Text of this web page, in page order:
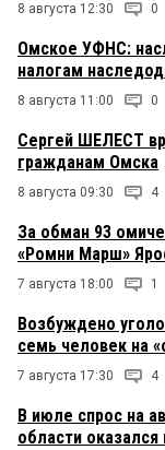
8 августа 12:30 0
Омское УФНС:
налогам
8 августа 11:00 0
Сергей ШЕЛЕСТ
гражданам Омска
8 августа 09:30 4
За обман 93
«Ромни Марш»
7 августа 18:00 1
Возбуждено
семь человек на
7 августа 17:30 4
В июле спрос на
области